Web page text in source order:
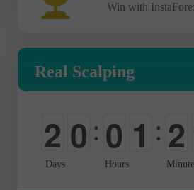
Win with
Real Scalping
2
0
0 : 0
-
1 : 2
0
Days Hours